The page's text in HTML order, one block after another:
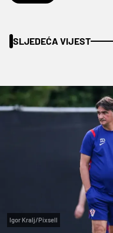
SLJEDEĆA VIJEST
Igor Kralj/Pixsell